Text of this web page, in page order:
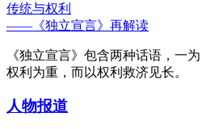
传统与权利
——《独立宣言》再解读
《独立宣言》包含两种话语，一
权利为重，而以权利救济见长。
人物报道